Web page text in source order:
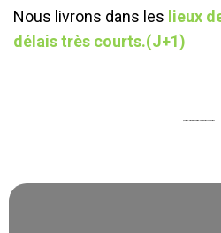
Nous livrons dans les lieux
délais très courts.(J+1)